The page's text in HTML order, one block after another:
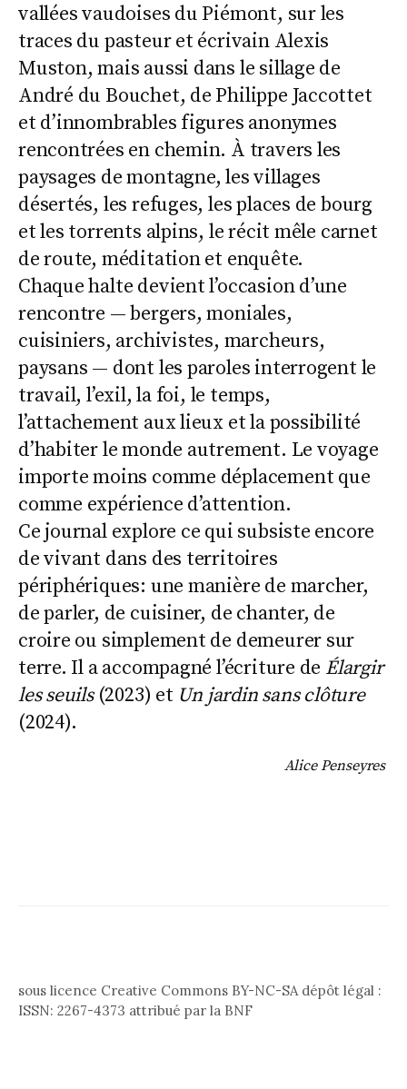
vallées vaudoises du Piémont, sur les
traces du pasteur et écrivain Alexis
Muston, mais aussi dans le sillage de
André du Bouchet, de Philippe Jaccottet
et d’innombrables figures anonymes
rencontrées en chemin. À travers les
paysages de montagne, les villages
désertés, les refuges, les places de bourg
et les torrents alpins, le récit mêle carnet
de route, méditation et enquête.
Chaque halte devient l’occasion d’une
rencontre — bergers, moniales,
cuisiniers, archivistes, marcheurs,
paysans — dont les paroles interrogent le
travail, l’exil, la foi, le temps,
l’attachement aux lieux et la possibilité
d’habiter le monde autrement. Le voyage
importe moins comme déplacement que
comme expérience d’attention.
Ce journal explore ce qui subsiste encore
de vivant dans des territoires
périphériques: une manière de marcher,
de parler, de cuisiner, de chanter, de
croire ou simplement de demeurer sur
terre. Il a accompagné l’écriture de Élargir
les seuils(2023) et Un jardin sans clôture
(2024).
Alice Penseyres
sous licence Creative Commons BY-NC-SA dépôt légal :
ISSN: 2267-4373 attribué par la BNF